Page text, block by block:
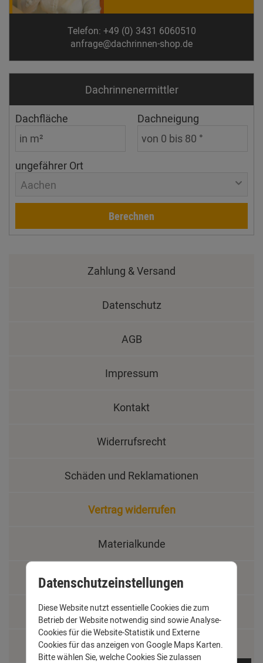
Telefon: +49 (0) 3431 6060510
anfrage@dachrinnen-shop.de
Dachrinnen­ermittler
Dachfläche Dachneigung
ungefährer Ort
Aachen
Berechnen
Zahlung & Versand
Datenschutz
AGB
Impressum
Kontakt
Widerrufsrecht
Schäden und Reklamationen
Vertrag widerrufen
Materialkunde
Fachbegriffe
Jobs
Montage und Installationshilfen
Datenschutzeinstellungen
Diese Website nutzt essentielle Cookies die zum
Betrieb der Website notwendig sind sowie Analyse-
Cookies für die Website-Statistik und Externe
Cookies für das anzeigen von Google Maps Karten.
Bitte wählen Sie, welche Cookies Sie zulassen